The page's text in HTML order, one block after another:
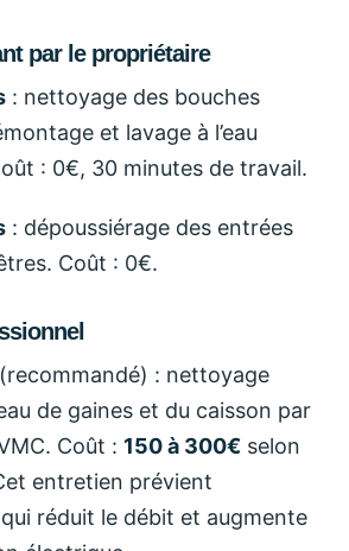
par le propriétaire
: nettoyage des bouches
et lavage à l’eau
: 0€, 30 minutes de travail.
: dépoussiérage des entrées
Coût : 0€.
(recommandé) : nettoyage
de gaines et du caisson par
Coût : 150 à 300€ selon
entretien prévient
qui réduit le débit et augmente